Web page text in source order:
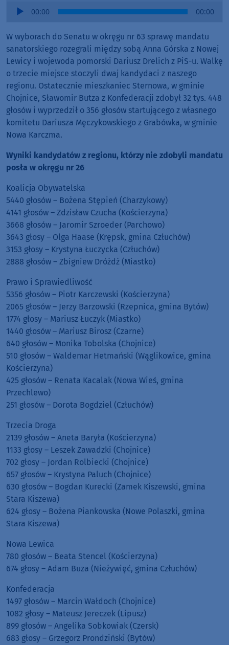
Audio
00:00 00:00
W wyborach do Senatu w okręgu nr 63 sprawę mandatu
sanatorskiego rozegrali między sobą Anna Górska z Nowej
Lewicy i wojewoda pomorski Dariusz Drelich z PiS-u. Walkę
o trzecie miejsce stoczyli dwaj kandydaci z naszego
regionu. Ostatecznie mieszkaniec Sternowa, w gminie
Chojnice, Sławomir Butza z Konfederacji zdobył 32 tys. 448
głosów i wyprzedził o 356 głosów startującego z własnego
komitetu Dariusza Męczykowskiego z Grabówka, w gminie
Nowa Karczma.
Wyniki kandydatów z regionu, którzy nie zdobyli mandatu
posła w okręgu nr 26
Koalicja Obywatelska
5440 głosów – Bożena Stępień (Charzykowy)
4141 głosów – Zdzisław Czucha (Kościerzyna)
3668 głosów – Jaromir Szroeder (Parchowo)
3643 głosy – Olga Haase (Krępsk, gmina Człuchów)
3153 głosy – Krystyna Łuczycka (Człuchów)
2888 głosów – Zbigniew Dróżdż (Miastko)
Prawo i Sprawiedliwość
5356 głosów – Piotr Karczewski (Kościerzyna)
2065 głosów – Jerzy Barzowski (Rzepnica, gmina Bytów)
1774 głosy – Mariusz Łuczyk (Miastko)
1440 głosów – Mariusz Birosz (Czarne)
640 głosów – Monika Tobolska (Chojnice)
510 głosów – Waldemar Hetmański (Wąglikowice, gmina
Kościerzyna)
425 głosów – Renata Kacalak (Nowa Wieś, gmina
Przechlewo)
251 głosów – Dorota Bogdziel (Człuchów)
Trzecia Droga
2139 głosów – Aneta Baryła (Kościerzyna)
1133 głosy – Leszek Zawadzki (Chojnice)
702 głosy – Jordan Rolbiecki (Chojnice)
657 głosów – Krystyna Paluch (Chojnice)
630 głosów – Bogdan Kurecki (Zamek Kiszewski, gmina
Stara Kiszewa)
624 głosy – Bożena Piankowska (Nowe Polaszki, gmina
Stara Kiszewa)
Nowa Lewica
780 głosów – Beata Stencel (Kościerzyna)
674 głosy – Adam Buza (Nieżywięć, gmina Człuchów)
Konfederacja
1497 głosów – Marcin Wałdoch (Chojnice)
1082 głosy – Mateusz Jereczek (Lipusz)
899 głosów – Angelika Sobkowiak (Czersk)
683 głosy – Grzegorz Prondziński (Bytów)